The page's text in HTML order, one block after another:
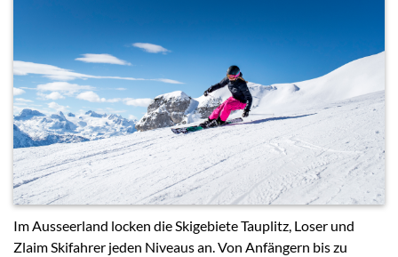
Im Ausseerland locken die Skigebiete Tauplitz, Loser und
Zlaim Skifahrer jeden Niveaus an. Von Anfängern bis zu